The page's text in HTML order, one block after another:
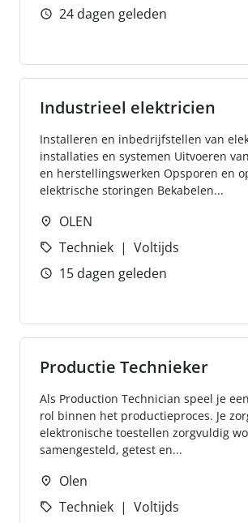
24 dagen geleden
Industrieel elektricien
Installeren en inbedrijfstellen van
installaties en systemen Uitvoeren
en herstellingswerken Opsporen en
elektrische storingen Bekabelen...
OLEN
Techniek
Voltijds
15 dagen geleden
Productie Technieker
Als Production Technician speel je
rol binnen het productieproces. Je
elektronische toestellen zorgvuldig
samengesteld, getest en...
Olen
Techniek
Voltijds